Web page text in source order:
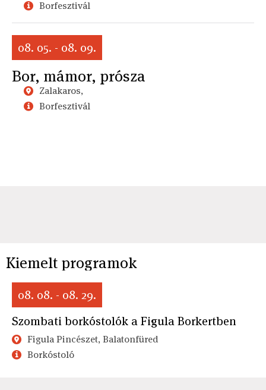
Borfesztivál
08. 05. - 08. 09.
Bor, mámor, prósza
Zalakaros,
Borfesztivál
Kiemelt programok
08. 08. - 08. 29.
Szombati borkóstolók a Figula Borkertben
Figula Pincészet, Balatonfüred
Borkóstoló